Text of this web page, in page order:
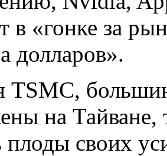
в «гонке за
долларов».
TSMC,
на
плоды своих